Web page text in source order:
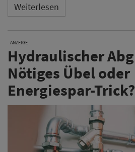
Weiterlesen
ANZEIGE
Hydraulischer
Nötiges Übel oder
Energiespar-Trick?